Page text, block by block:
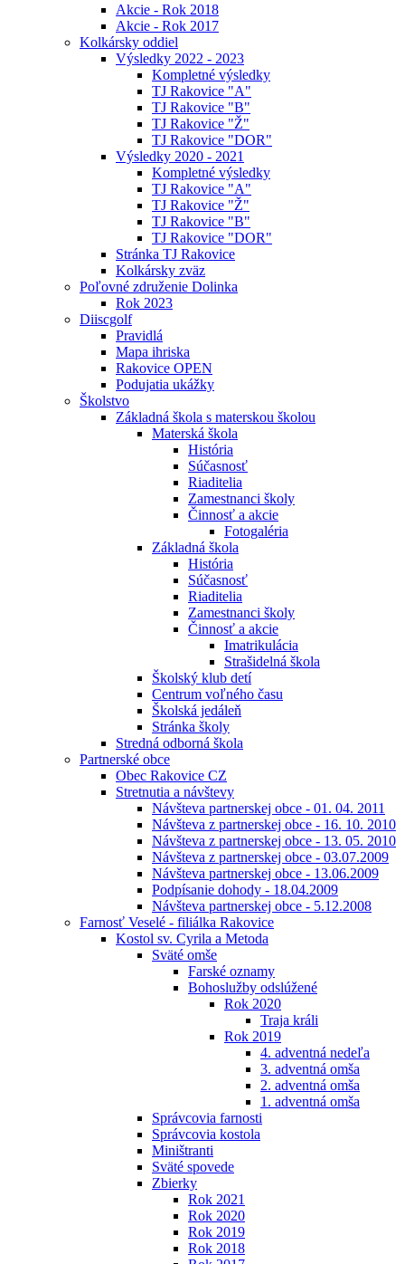
Akcie - Rok 2018
Akcie - Rok 2017
Kolkársky oddiel
Výsledky 2022 - 2023
Kompletné výsledky
TJ Rakovice "A"
TJ Rakovice "B"
TJ Rakovice "Ž"
TJ Rakovice "DOR"
Výsledky 2020 - 2021
Kompletné výsledky
TJ Rakovice "A"
TJ Rakovice "Ž"
TJ Rakovice "B"
TJ Rakovice "DOR"
Stránka TJ Rakovice
Kolkársky zväz
Poľovné združenie Dolinka
Rok 2023
Diiscgolf
Pravidlá
Mapa ihriska
Rakovice OPEN
Podujatia ukážky
Školstvo
Základná škola s materskou školou
Materská škola
História
Súčasnosť
Riaditelia
Zamestnanci školy
Činnosť a akcie
Fotogaléria
Základná škola
História
Súčasnosť
Riaditelia
Zamestnanci školy
Činnosť a akcie
Imatrikulácia
Strašidelná škola
Školský klub detí
Centrum voľného času
Školská jedáleň
Stránka školy
Stredná odborná škola
Partnerské obce
Obec Rakovice CZ
Stretnutia a návštevy
Návšteva partnerskej obce - 01. 04. 2011
Návšteva z partnerskej obce - 16. 10. 2010
Návšteva z partnerskej obce - 13. 05. 2010
Návšteva z partnerskej obce - 03.07.2009
Návšteva partnerskej obce - 13.06.2009
Podpísanie dohody - 18.04.2009
Návšteva partnerskej obce - 5.12.2008
Farnosť Veselé - filiálka Rakovice
Kostol sv. Cyrila a Metoda
Sväté omše
Farské oznamy
Bohoslužby odslúžené
Rok 2020
Traja králi
Rok 2019
4. adventná nedeľa
3. adventná omša
2. adventná omša
1. adventná omša
Správcovia farnosti
Správcovia kostola
Miništranti
Sväté spovede
Zbierky
Rok 2021
Rok 2020
Rok 2019
Rok 2018